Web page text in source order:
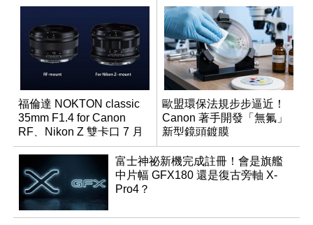
福倫達 NOKTON classic
35mm F1.4 for Canon
RF、Nikon Z 雙卡口 7 月
同步登台
歐盟環保法規步步逼近！
Canon 著手開發「無氟」
新型鏡頭鍍膜
富士神祕新機完成註冊！會是旗艦
中片幅 GFX180 還是復古旁軸 X-
Pro4？